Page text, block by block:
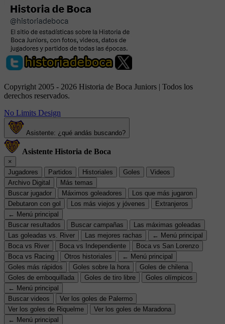
Copyright 2005 - 2026 Historia de Boca Juniors | Todos los
derechos reservados.
No Limits Design
Asistente: ¿qué andás buscando?
Asistente Historia de Boca
×
Jugadores
Partidos Historiales Goles
Videos
Archivo Digital
Más temas
Buscar jugador
Máximos goleadores
Los que más jugaron
Debutaron con gol
Los más viejos y jóvenes
Extranjeros
← Menú principal
Buscar resultados
Buscar campañas
Las máximas goleadas
Las goleadas vs. River
Las mejores rachas
← Menú principal
Boca vs River
Boca vs Independiente
Boca vs San Lorenzo
Boca vs Racing
Otros historiales
← Menú principal
Goles más rápidos
Goles sobre la hora
Goles de chilena
Goles de emboquillada
Goles de tiro libre
Goles olímpicos
← Menú principal
Buscar videos
Ver los goles de Palermo
Ver los goles de Riquelme
Ver los goles de Maradona
← Menú principal